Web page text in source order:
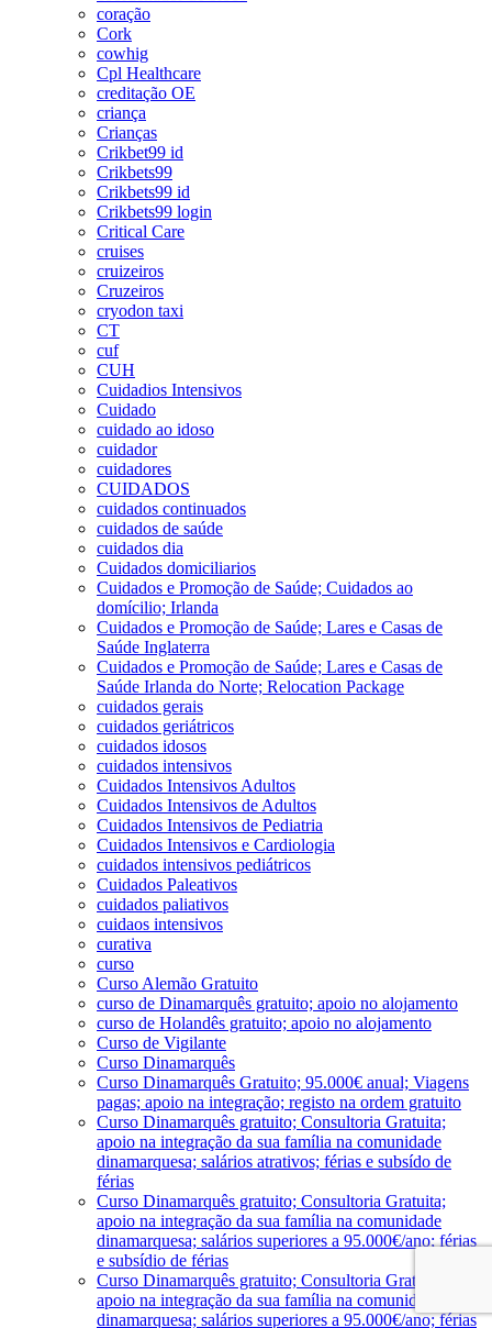
coração
Cork
cowhig
Cpl Healthcare
creditação OE
criança
Crianças
Crikbet99 id
Crikbets99
Crikbets99 id
Crikbets99 login
Critical Care
cruises
cruizeiros
Cruzeiros
cryodon taxi
CT
cuf
CUH
Cuidadios Intensivos
Cuidado
cuidado ao idoso
cuidador
cuidadores
CUIDADOS
cuidados continuados
cuidados de saúde
cuidados dia
Cuidados domiciliarios
Cuidados e Promoção de Saúde; Cuidados ao
domícilio; Irlanda
Cuidados e Promoção de Saúde; Lares e Casas de
Saúde Inglaterra
Cuidados e Promoção de Saúde; Lares e Casas de
Saúde Irlanda do Norte; Relocation Package
cuidados gerais
cuidados geriátricos
cuidados idosos
cuidados intensivos
Cuidados Intensivos Adultos
Cuidados Intensivos de Adultos
Cuidados Intensivos de Pediatria
Cuidados Intensivos e Cardiologia
cuidados intensivos pediátricos
Cuidados Paleativos
cuidados paliativos
cuidaos intensivos
curativa
curso
Curso Alemão Gratuito
curso de Dinamarquês gratuito; apoio no alojamento
curso de Holandês gratuito; apoio no alojamento
Curso de Vigilante
Curso Dinamarquês
Curso Dinamarquês Gratuito; 95.000€ anual; Viagens
pagas; apoio na integração; registo na ordem gratuito
Curso Dinamarquês gratuito; Consultoria Gratuita;
apoio na integração da sua família na comunidade
dinamarquesa; salários atrativos; férias e subsído de
férias
Curso Dinamarquês gratuito; Consultoria Gratuita;
apoio na integração da sua família na comunidade
dinamarquesa; salários superiores a 95.000€/ano; férias
e subsídio de férias
Curso Dinamarquês gratuito; Consultoria Gratuita;
apoio na integração da sua família na comunidade
dinamarquesa; salários superiores a 95.000€/ano; férias